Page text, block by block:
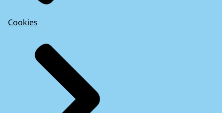
Cookies